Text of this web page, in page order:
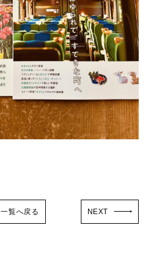
NEXT
一覧へ戻る